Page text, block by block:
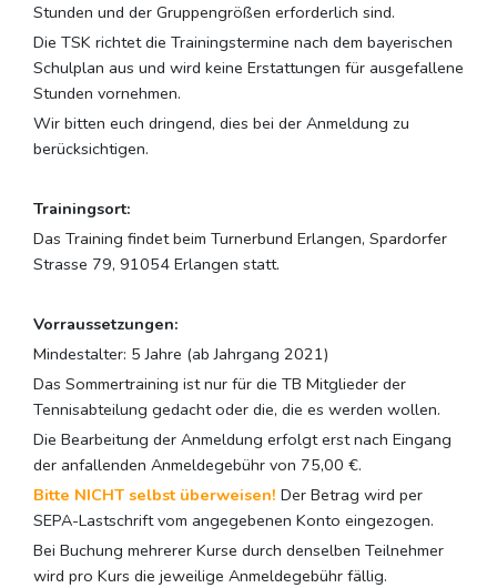
Stunden und der Gruppengrößen erforderlich sind.
Die TSK richtet die Trainingstermine nach dem bayerischen
Schulplan aus und wird keine Erstattungen für ausgefallene
Stunden vornehmen.
Wir bitten euch dringend, dies bei der Anmeldung zu
berücksichtigen.
Trainingsort:
Das Training findet beim Turnerbund Erlangen, Spardorfer
Strasse 79, 91054 Erlangen statt.
Vorraussetzungen:
Mindestalter: 5 Jahre (ab Jahrgang 2021)
Das Sommertraining ist nur für die TB Mitglieder der
Tennisabteilung gedacht oder die, die es werden wollen.
Die Bearbeitung der Anmeldung erfolgt erst nach Eingang
der anfallenden Anmeldegebühr von 75,00 €.
Bitte NICHT selbst überweisen! Der Betrag wird per
SEPA-Lastschrift vom angegebenen Konto eingezogen.
Bei Buchung mehrerer Kurse durch denselben Teilnehmer
wird pro Kurs die jeweilige Anmeldegebühr fällig.